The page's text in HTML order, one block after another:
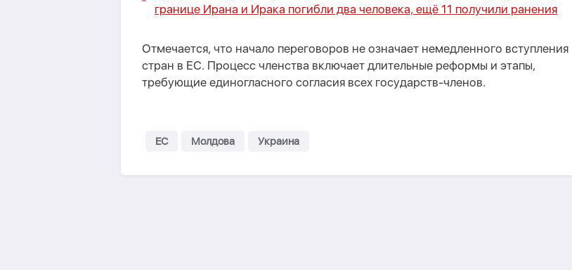
границе Ирана и Ирака погибли два человека, ещё 11 получили ранения
Отмечается, что начало переговоров не означает немедленного вступления
стран в ЕС. Процесс членства включает длительные реформы и этапы,
требующие единогласного согласия всех государств-членов.
ЕС Молдова Украина